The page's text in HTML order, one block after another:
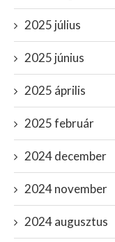
2025 július
2025 június
2025 április
2025 február
2024 december
2024 november
2024 augusztus